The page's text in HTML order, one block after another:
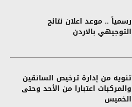
رسمياً .. موعد اعلان نتائج
التوجيهي بالاردن
تنويه من إدارة ترخيص السائقين
والمركبات اعتبارا من الأحد وحتى
الخميس